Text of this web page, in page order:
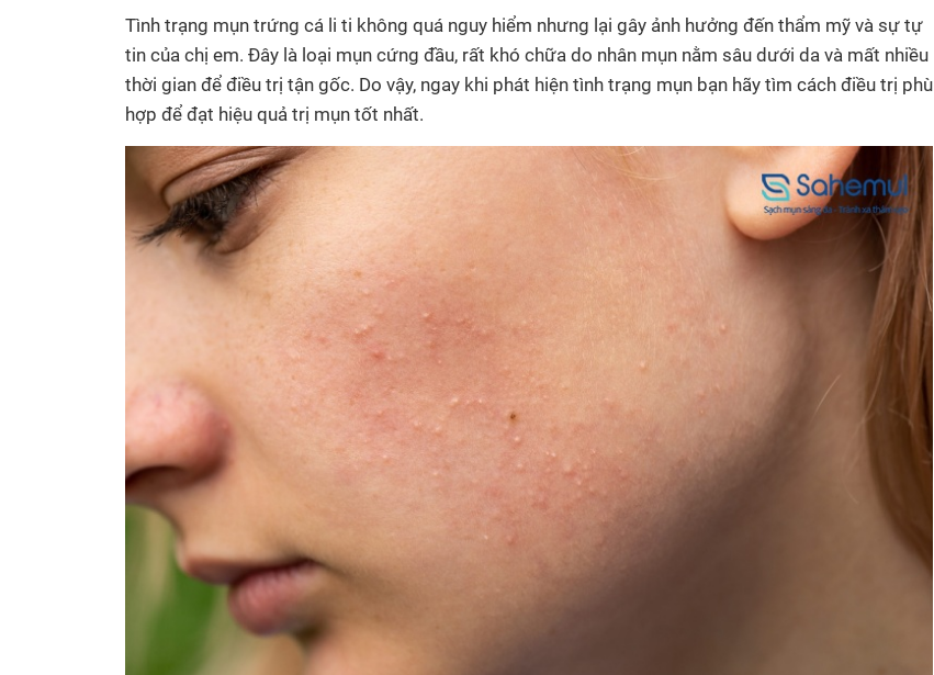
Tình trạng mụn trứng cá li ti không quá nguy hiểm nhưng lại gây ảnh hưởng đến thẩm mỹ và sự tự
tin của chị em. Đây là loại mụn cứng đầu, rất khó chữa do nhân mụn nằm sâu dưới da và mất nhiều
thời gian để điều trị tận gốc. Do vậy, ngay khi phát hiện tình trạng mụn bạn hãy tìm cách điều trị phù
hợp để đạt hiệu quả trị mụn tốt nhất.